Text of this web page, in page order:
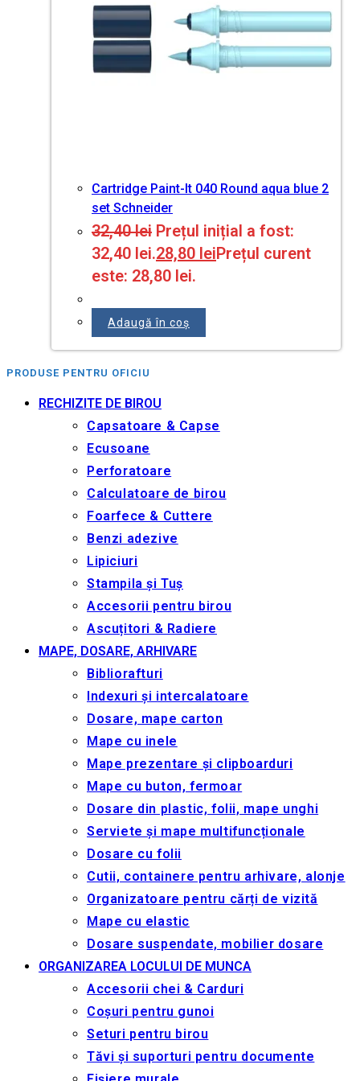
Cartridge Paint-It 040 Round aqua blue 2
set Schneider
32,40lei Prețul inițial a fost:
32,40 lei.28,80 leiPrețul curent
este: 28,80 lei.
Adaugă în coș
PRODUSE PENTRU OFICIU
RECHIZITE DE BIROU
Capsatoare & Capse
Ecusoane
Perforatoare
Calculatoare de birou
Foarfece & Cuttere
Benzi adezive
Lipiciuri
Stampila și Tuș
Accesorii pentru birou
Ascuțitori & Radiere
MAPE, DOSARE, ARHIVARE
Bibliorafturi
Indexuri și intercalatoare
Dosare, mape carton
Mape cu inele
Mape prezentare și clipboarduri
Mape cu buton, fermoar
Dosare din plastic, folii, mape unghi
Serviete și mape multifuncționale
Dosare cu folii
Cutii, containere pentru arhivare, alonje
Organizatoare pentru cărți de vizită
Mape cu elastic
Dosare suspendate, mobilier dosare
ORGANIZAREA LOCULUI DE MUNCA
Accesorii chei & Сarduri
Coșuri pentru gunoi
Seturi pentru birou
Tăvi și suporturi pentru documente